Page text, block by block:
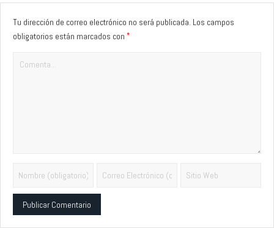
Tu dirección de correo electrónico no será publicada. Los campos
obligatorios están marcados con *